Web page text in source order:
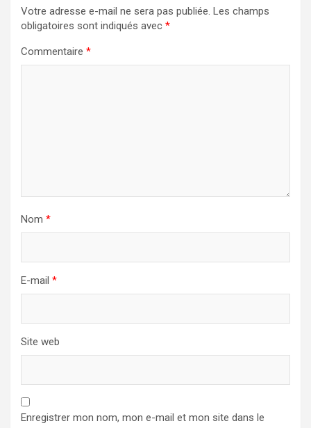
Votre adresse e-mail ne sera pas publiée. Les champs
obligatoires sont indiqués avec *
Commentaire *
Nom *
E-mail *
Site web
Enregistrer mon nom, mon e-mail et mon site dans le